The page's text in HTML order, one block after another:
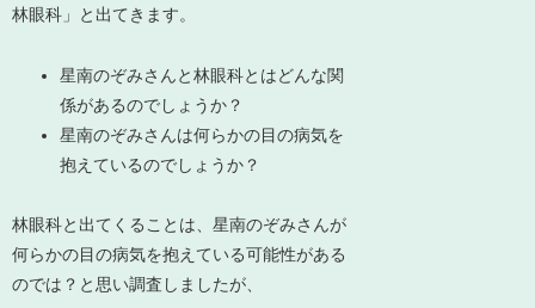
林眼科」と出てきます。
星南のぞみさんと林眼科とはどんな関
係があるのでしょうか？
星南のぞみさんは何らかの目の病気を
抱えているのでしょうか？
林眼科と出てくることは、星南のぞみさんが
何らかの目の病気を抱えている可能性がある
のでは？と思い調査しましたが、